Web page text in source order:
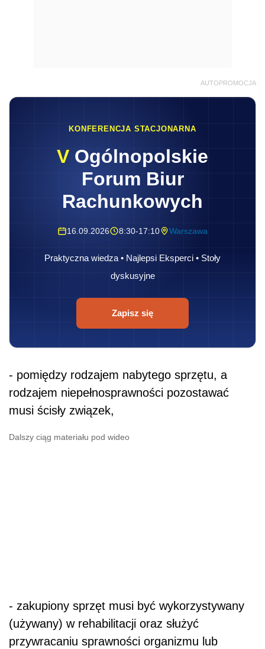
AUTOPROMOCJA
KONFERENCJA STACJONARNA
V Ogólnopolskie
Forum Biur
Rachunkowych
16.09.2026 8:30-17:10 Warszawa
Praktyczna wiedza • Najlepsi Eksperci • Stoły
dyskusyjne
Zapisz się
- pomiędzy rodzajem nabytego sprzętu, a
rodzajem niepełnosprawności pozostawać
musi ścisły związek,
Dalszy ciąg materiału pod wideo
- zakupiony sprzęt musi być wykorzystywany
(używany) w rehabilitacji oraz służyć
przywracaniu sprawności organizmu lub